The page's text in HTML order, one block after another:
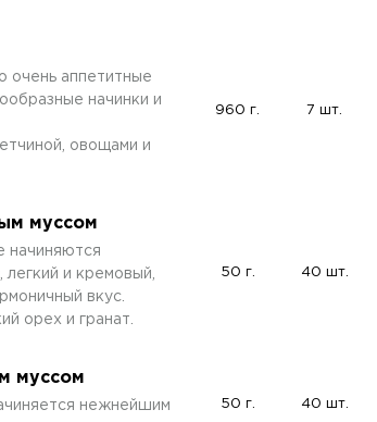
очень аппетитные
начинки и
овощами и
960 г. 7 шт.
муссом
начиняются
и кремовый,
вкус.
орех и гранат.
50 г. 40 шт.
муссом
нежнейшим
50 г. 40 шт.